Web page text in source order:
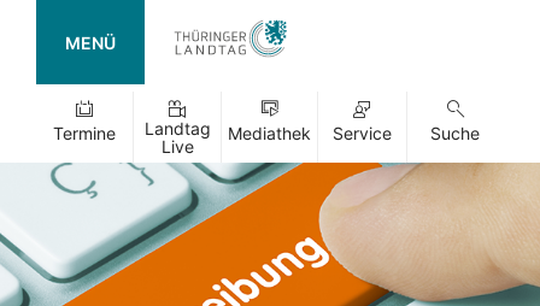
MENÜ
Termine
Landtag
Live
Mediathek Service Suche